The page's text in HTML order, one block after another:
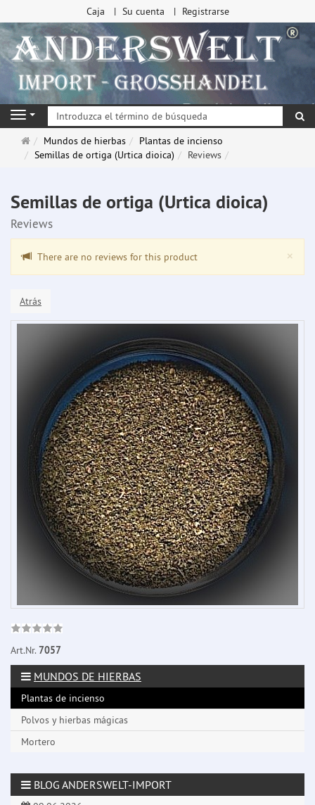
Caja Su cuenta Registrarse
Navigation
Página
de
Mundos de hierbas
Plantas de incienso
Semillas de ortiga (Urtica dioica)
Reviews
Semillas de ortiga (Urtica dioica)
Reviews
×
There are no reviews for this product
Atrás
Art.Nr.7057
MUNDOS DE HIERBAS
Plantas de incienso
Polvos y hierbas mágicas
Mortero
BLOG ANDERSWELT-IMPORT